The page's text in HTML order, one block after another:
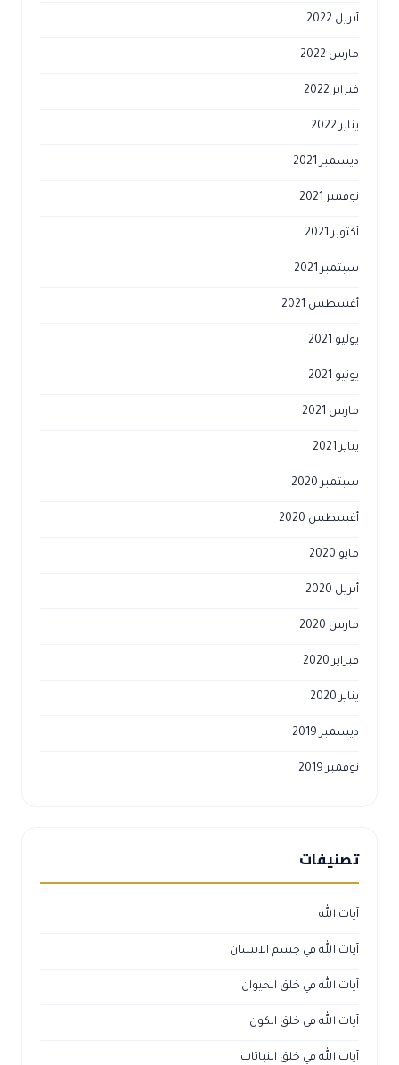
أبريل 2022
مارس 2022
فبراير 2022
يناير 2022
ديسمبر 2021
نوفمبر 2021
أكتوبر 2021
سبتمبر 2021
أغسطس 2021
يوليو 2021
يونيو 2021
مارس 2021
يناير 2021
سبتمبر 2020
أغسطس 2020
مايو 2020
أبريل 2020
مارس 2020
فبراير 2020
يناير 2020
ديسمبر 2019
نوفمبر 2019
تصنيفات
آيات الله
آيات الله في جسم الانسان
آيات الله في خلق الحيوان
آيات الله في خلق الكون
آيات الله في خلق النباتات